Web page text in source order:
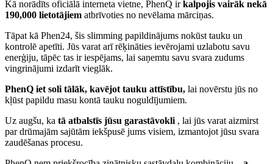
Kā norādīts oficiālā interneta vietne, PhenQ irkalpojis vairāk nekā
190,000 lietotājiem atbrīvoties no nevēlama mārciņas.
Tāpat kā Phen24, šis slimming papildinājums nokūst tauku un
kontrolē apetīti. Jūs varat arī rēķināties ievērojami uzlabotu savu
enerģiju, tāpēc tas ir iespējams, lai saņemtu savu svara zudums
vingrinājumi izdarīt vieglāk.
PhenQ iet soli tālāk, kavējot tauku attīstību, lai novērstu jūs no
kļūst papildu masu kontā tauku noguldījumiem.
Uz augšu, ka tā atbalstīs jūsu garastāvokli , lai jūs varat aizmirst
par drūmajām sajūtām iekšpusē jums visiem, izmantojot jūsu svara
zaudēšanas procesu.